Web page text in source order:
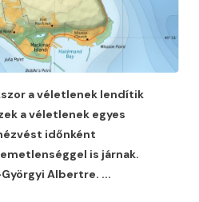
a véletlenek lendítik
a véletlenek egyes
időnként
is járnak.
Albertre. ...